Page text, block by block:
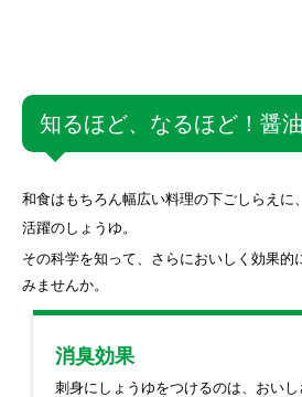
知るほど、なるほど！醤
和食はもちろん幅広い料理の下ごしらえに
活躍のしょうゆ。
その科学を知って、さらにおいしく効果的
みませんか。
消臭効果
刺身にしょうゆをつけるのは、おい